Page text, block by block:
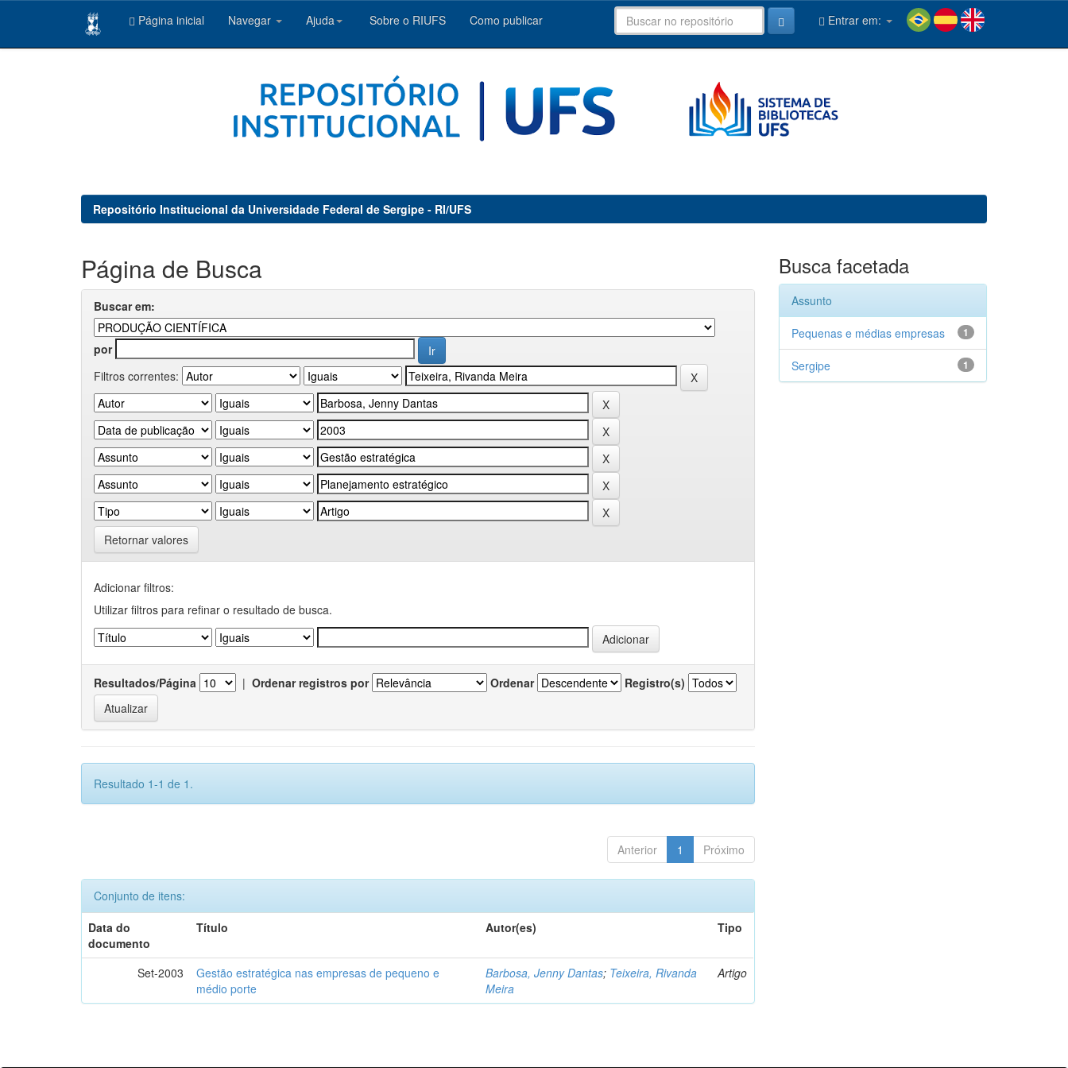
Página inicial Navegar Ajuda Sobre o RIUFS Como publicar Entrar em:
Repositório Institucional da Universidade Federal de Sergipe - RI/UFS
Página de Busca
Buscar em:
por
Filtros correntes:
Retornar valores
Adicionar filtros:
Utilizar filtros para refinar o resultado de busca.
Resultados/Página | Ordenar registros por Ordenar Registro(s)
Resultado 1-1 de 1.
Anterior 1 Próximo
Conjunto de itens:
Data do
documento
Título Autor(es) Tipo
Set-2003
Gestão estratégica nas empresas de pequeno e
médio porte
Barbosa, Jenny Dantas; Teixeira, Rivanda
Meira
Artigo
Busca facetada
Assunto
1
Pequenas e médias empresas
1
Sergipe